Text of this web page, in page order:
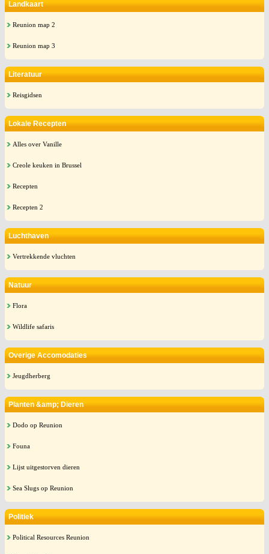
Landkaart
Reunion map 2
Reunion map 3
Literatuur
Reisgidsen
Lokale Recepten
Alles over Vanille
Creole keuken in Brussel
Recepten
Recepten 2
Luchthaven
Vertrekkende vluchten
Natuur
Flora
Wildlife safaris
Overige Accomodaties
Jeugdherberg
Planten &amp; Dieren
Dodo op Reunion
Founa
Lijst uitgestorven dieren
Sea Slugs op Reunion
Politiek
Political Resources Reunion